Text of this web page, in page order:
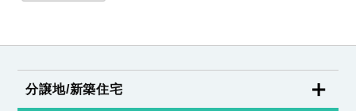
分譲地/新築住宅